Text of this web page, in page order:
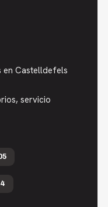
en Castelldefels
servicio